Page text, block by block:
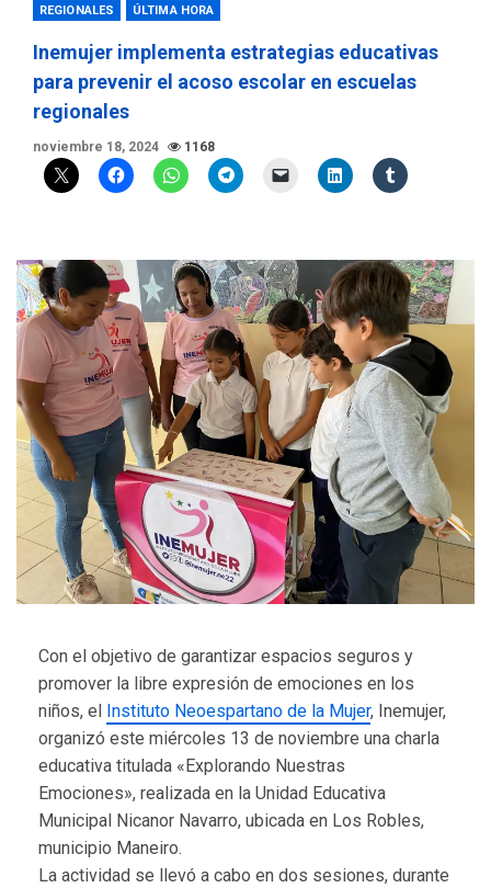
REGIONALES ÚLTIMA HORA
Inemujer implementa estrategias educativas
para prevenir el acoso escolar en escuelas
regionales
noviembre 18, 2024 1168
Con el objetivo de garantizar espacios seguros y
promover la libre expresión de emociones en los
niños, el Instituto Neoespartano de la Mujer, Inemujer,
organizó este miércoles 13 de noviembre una charla
educativa titulada «Explorando Nuestras
Emociones», realizada en la Unidad Educativa
Municipal Nicanor Navarro, ubicada en Los Robles,
municipio Maneiro.
La actividad se llevó a cabo en dos sesiones, durante